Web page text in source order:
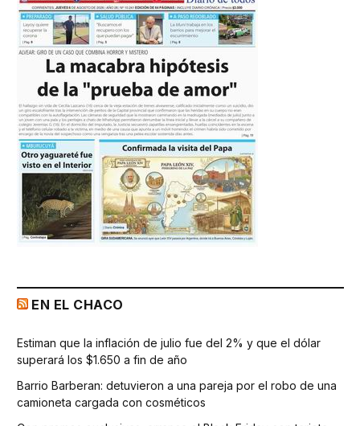
EN EL CHACO
Estiman que la inflación de julio fue del 2% y que el dólar
superará los $1.650 a fin de año
Barrio Barberan: detuvieron a una pareja por el robo de una
camioneta cargada con cosméticos